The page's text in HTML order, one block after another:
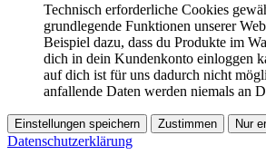
Technisch erforderliche Cookies
grundlegende Funktionen unserer
Beispiel dazu, dass du Produkte im
dich in dein Kundenkonto einloggen
auf dich ist für uns dadurch nicht
anfallende Daten werden niemals an
Einstellungen speichern Zustimmen Nur
Datenschutzerklärung